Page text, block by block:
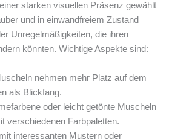
starken visuellen Präsenz gewählt
und in einwandfreiem Zustand
Unregelmäßigkeiten, die ihren
könnten. Wichtige Aspekte sind:
nehmen mehr Platz auf dem
als Blickfang.
oder leicht getönte Muscheln
verschiedenen Farbpaletten.
interessanten Mustern oder